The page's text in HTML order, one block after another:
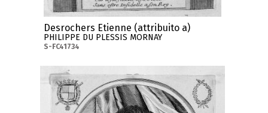
Desrochers Etienne (attribuito a)
PHILIPPE DU PLESSIS MORNAY
S-FC41734